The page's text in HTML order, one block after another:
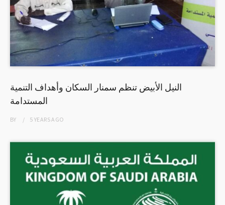
النيل الأبيض تنظم سمنار السكان وأهداف التنمية
المستدامة
BY 5 YEARSAGO